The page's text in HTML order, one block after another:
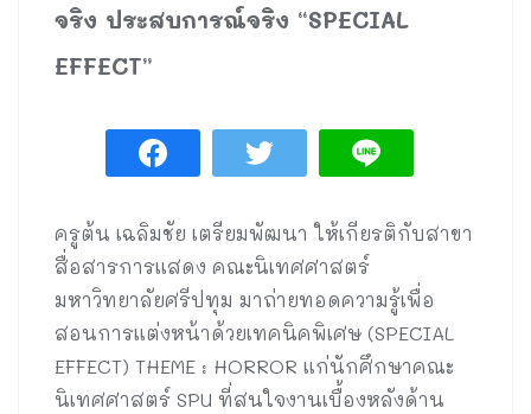
จริง ประสบการณ์จริง “SPECIAL
EFFECT”
ครูต้น เฉลิมชัย เตรียมพัฒนา ให้เกียรติกับสาขา
สื่อสารการแสดง คณะนิเทศศาสตร์
มหาวิทยาลัยศรีปทุม มาถ่ายทอดความรู้เพื่อ
สอนการแต่งหน้าด้วยเทคนิคพิเศษ (SPECIAL
EFFECT) THEME : HORROR แก่นักศึกษาคณะ
นิเทศศาสตร์ SPU ที่สนใจงานเบื้องหลังด้าน